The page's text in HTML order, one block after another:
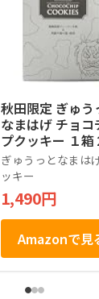
秋田限定 ぎゅう
なまはげ チョコ
プクッキー １箱
枚入
ぎゅうっとなまは
ッキー
1,490円
Amazonで見